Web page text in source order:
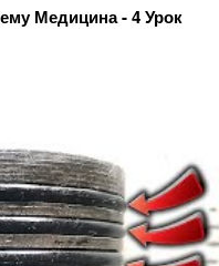
Медицина - 4 Урок